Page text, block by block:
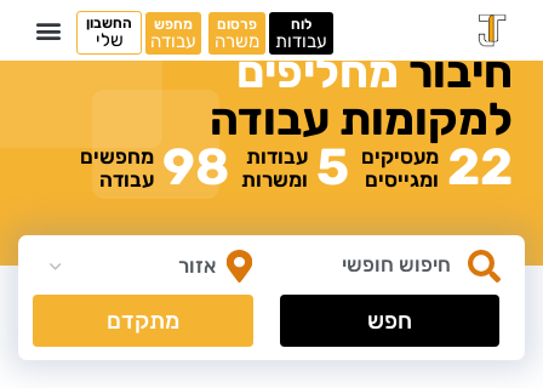
לוח
עבודות
פרסום
משרה
מחפש
עבודה
החשבון
שלי
חיבורמחליפים
למקומות עבודה
22 מעסיקים
ומגייסים
5 עבודות
ומשרות 98 מחפשים
עבודה
חפש מתקדם